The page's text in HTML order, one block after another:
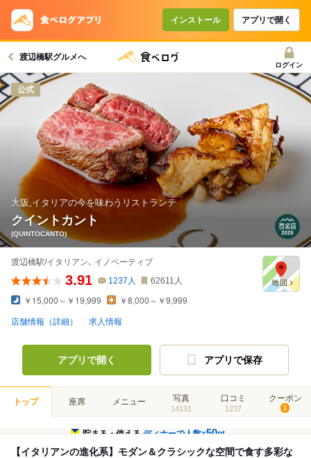
インストール アプリで開く
渡辺橋駅グルメへ
ログイン
公式
大阪,イタリアの今を味わうリストランテ
クイントカント
(QUINTOCANTO)
渡辺橋駅/イタリアン､ イノベーティブ
3.91 1237 人 62611 人
￥15,000～￥19,999 ￥8,000～￥9,999
店舗情報（詳細） 求人情報
アプリで開く アプリで保存
トップ 座席 メニュー 写真
14131
口コミ
1237
クーポン
1
貯まる・使えるディナーで人数×50pt
【イタリアンの進化系】モダン＆クラシックな空間で食す多彩な
コースで使えるクーポン
戻る
クーポンを利用せず予約する